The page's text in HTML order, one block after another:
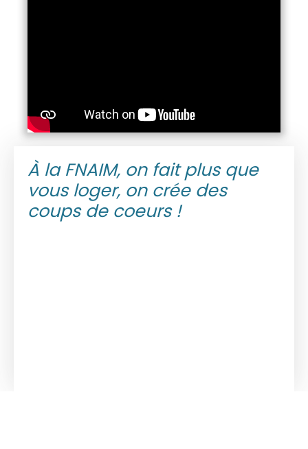
À la FNAIM, on fait plus que
vous loger, on crée des
coups de coeurs !